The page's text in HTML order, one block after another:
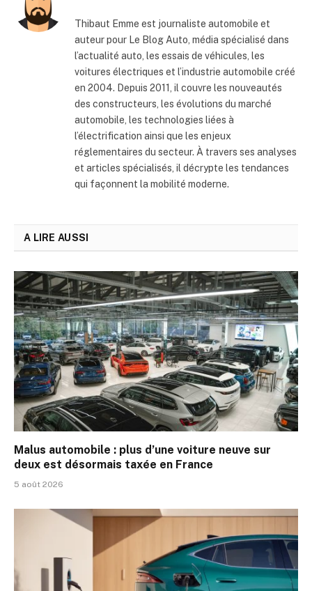
Thibaut Emme est journaliste automobile et
auteur pour Le Blog Auto, média spécialisé dans
l’actualité auto, les essais de véhicules, les
voitures électriques et l’industrie automobile créé
en 2004. Depuis 2011, il couvre les nouveautés
des constructeurs, les évolutions du marché
automobile, les technologies liées à
l’électrification ainsi que les enjeux
réglementaires du secteur. À travers ses analyses
et articles spécialisés, il décrypte les tendances
qui façonnent la mobilité moderne.
A LIRE AUSSI
Malus automobile : plus d’une voiture neuve sur
deux est désormais taxée en France
5 août 2026